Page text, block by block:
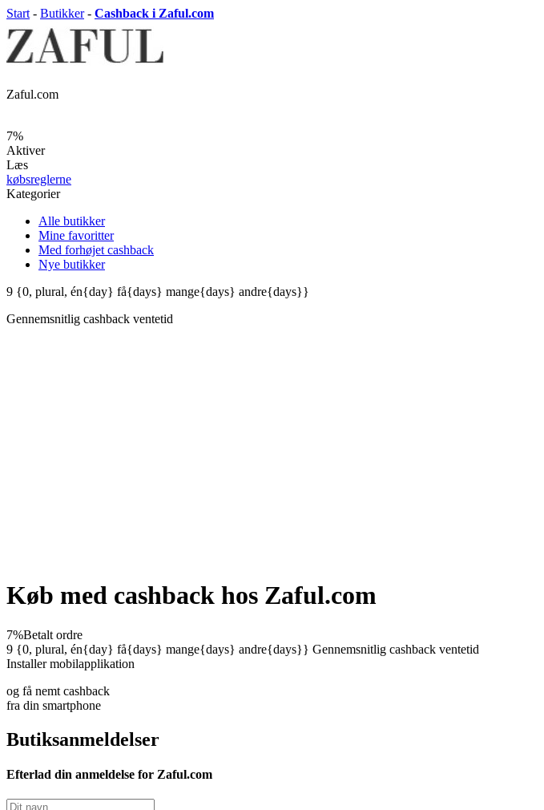
Start - Butikker - Cashback i Zaful.com
Zaful.com
7%
Aktiver
Læs
købsreglerne
Kategorier
Alle butikker
Mine favoritter
Med forhøjet cashback
Nye butikker
9 {0, plural, én{day} få{days} mange{days} andre{days}}
Gennemsnitlig cashback ventetid
Køb med cashback hos Zaful.com
7%Betalt ordre
9 {0, plural, én{day} få{days} mange{days} andre{days}} Gennemsnitlig cashback ventetid
Installer mobilapplikation
og få nemt cashback
fra din smartphone
Butiksanmeldelser
Efterlad din anmeldelse for Zaful.com